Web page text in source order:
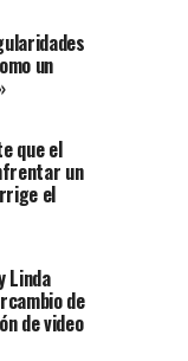
un
que el
un
el
Linda
de
de video